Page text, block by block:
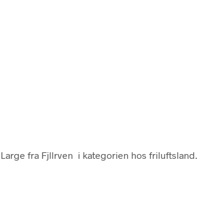
fra Fjllrven i kategorien hos friluftsland.